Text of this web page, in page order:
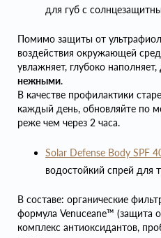
для губ с
Помимо защиты от
воздействия окружающей
увлажняет, глубоко наполняет,
нежными.
В качестве профилактики
каждый день, обновляйте по
реже чем через 2 часа.
Solar Defense Body SPF
водостойкий спрей для
В составе: органические
формула Venuceane™ (защита
комплекс антиоксидантов,